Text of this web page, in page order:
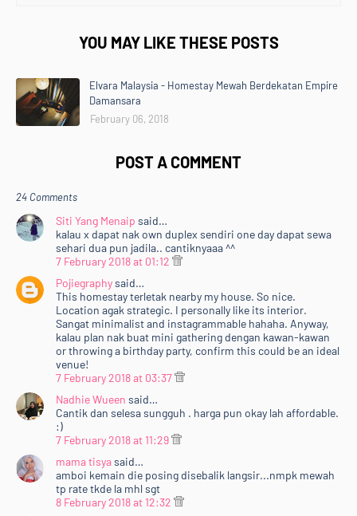
YOU MAY LIKE THESE POSTS
Elvara Malaysia - Homestay Mewah Berdekatan Empire
Damansara
February 06, 2018
POST A COMMENT
24 Comments
Siti Yang Menaip said…
kalau x dapat nak own duplex sendiri one day dapat sewa
sehari dua pun jadila.. cantiknyaaa ^^
7 February 2018 at 01:12
Pojiegraphysaid…
This homestay terletak nearby my house. So nice.
Location agak strategic. I personally like its interior.
Sangat minimalist and instagrammable hahaha. Anyway,
kalau plan nak buat mini gathering dengan kawan-kawan
or throwing a birthday party, confirm this could be an ideal
venue!
7 February 2018 at 03:37
Nadhie Wueen said…
Cantik dan selesa sungguh . harga pun okay lah affordable.
:)
7 February 2018 at 11:29
mama tisyasaid…
amboi kemain die posing disebalik langsir...nmpk mewah
tp rate tkde la mhl sgt
8 February 2018 at 12:32